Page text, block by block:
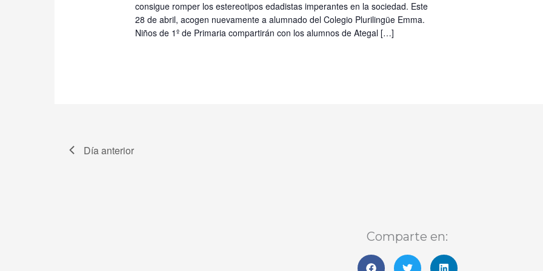
consigue romper los estereotipos edadistas imperantes en la sociedad. Este
28 de abril, acogen nuevamente a alumnado del Colegio Plurilingüe Emma.
Niños de 1º de Primaria compartirán con los alumnos de Ategal […]
Día anterior
Comparte en: